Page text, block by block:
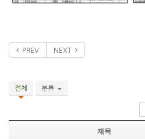
PREV NEXT
전체 분류
제목